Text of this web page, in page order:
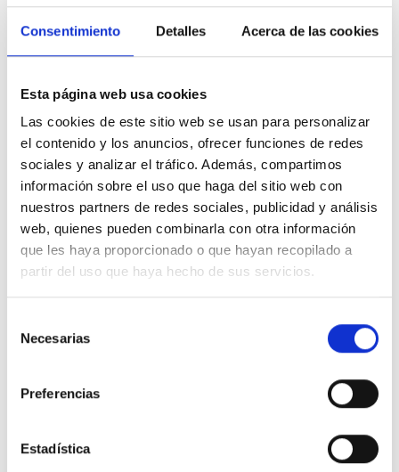
Consentimiento Detalles Acerca de las cookies
Esta página web usa cookies
Las cookies de este sitio web se usan para personalizar
el contenido y los anuncios, ofrecer funciones de redes
sociales y analizar el tráfico. Además, compartimos
información sobre el uso que haga del sitio web con
nuestros partners de redes sociales, publicidad y análisis
web, quienes pueden combinarla con otra información
que les haya proporcionado o que hayan recopilado a
partir del uso que haya hecho de sus servicios.
Necesarias
Preferencias
Estadística
silueta con una ligereza excepcional. Incorpora una
banda elástica ancha en la cintura decorada con el
desplazamientos molestos durante el ejercicio y
Características destacadas:
Corte tipo tanga: silueta de perfil bajo y bordes
suaves diseñada para permanecer completamente
invisible bajo la ropa.
Tejido elástico premium: material flexible y
altamente transpirable que se adapta con fluidez a
Cintura elástica con logotipo: banda superior ancha
y suave que optimiza la sujeción sin generar puntos
Confort activo: estructura ligera que gestiona
Máxima versatilidad: diseño deportivo y ergonómico